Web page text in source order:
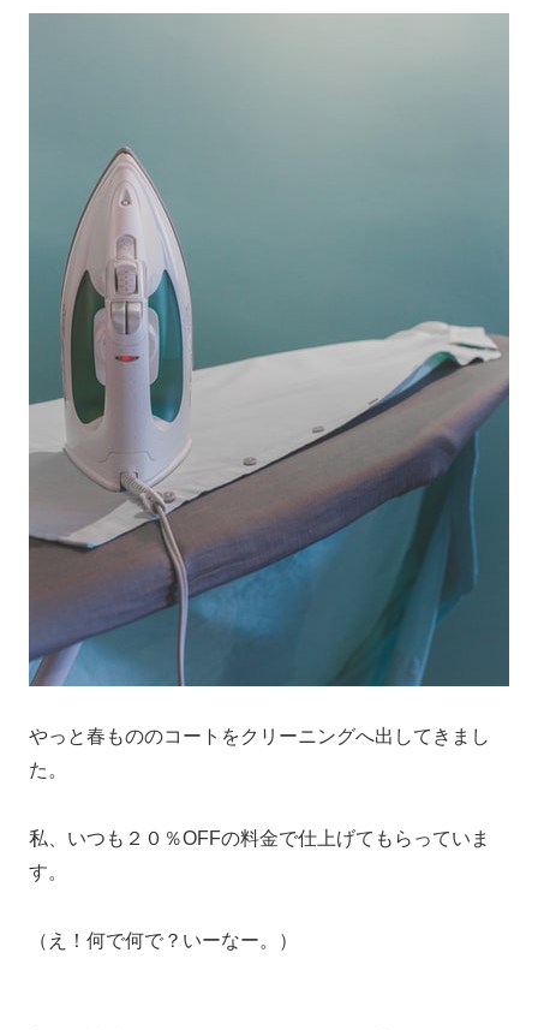
やっと春もののコートをクリーニングへ出してきまし
た。
私、いつも２０％OFFの料金で仕上げてもらっていま
す。
（え！何で何で？いーなー。）